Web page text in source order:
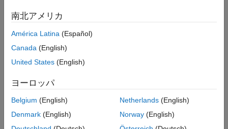
再
ビデオに関するご意見・ご感想
次は
関連ビデオ
関連ビデオをもっと見る
南北アメリカ
América Latina (Español)
Canada (English)
United States (English)
ヨーロッパ
Belgium (English)
Denmark (English)
Netherlands(English)
Norway(English)